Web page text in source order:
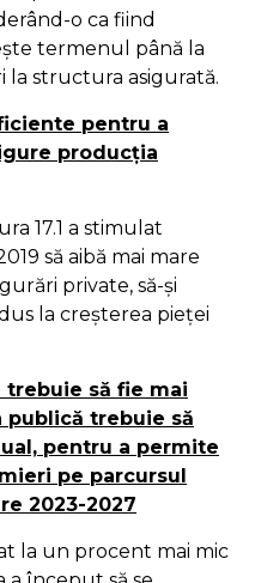
o ca fiind
termenul până la
la structura asigurată.
pentru a
producţia
17.1 a stimulat
să aibă mai mare
private, să-și
la creșterea pieței
să fie mai
publică trebuie să
pentru a permite
pe parcursul
2023-2027
la un procent mai mic